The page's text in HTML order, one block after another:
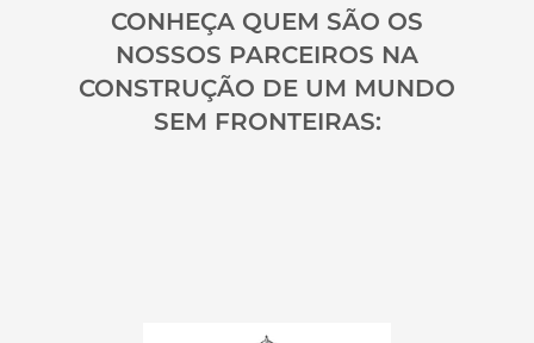
CONHEÇA QUEM SÃO OS
NOSSOS PARCEIROS NA
CONSTRUÇÃO DE UM MUNDO
SEM FRONTEIRAS: